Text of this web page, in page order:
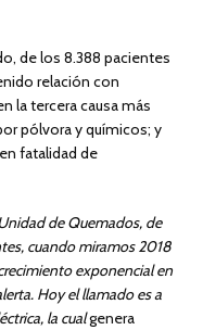
de los 8.388 pacientes
relación con
la tercera causa más
pólvora y químicos; y
fatalidad de
de Quemados, de
cuando miramos 2018
exponencial en
Hoy el llamado es a
la cualgenera